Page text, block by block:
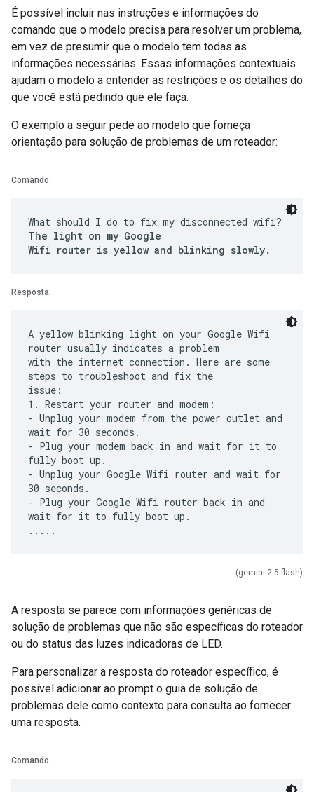
É possível incluir nas instruções e informações do
comando que o modelo precisa para resolver um problema,
em vez de presumir que o modelo tem todas as
informações necessárias. Essas informações contextuais
ajudam o modelo a entender as restrições e os detalhes do
que você está pedindo que ele faça.
O exemplo a seguir pede ao modelo que forneça
orientação para solução de problemas de um roteador:
Comando:
What should I do to fix my disconnected wifi?
The light on my Google
Wifi router is yellow and blinking slowly.
Resposta:
A yellow blinking light on your Google Wifi
router usually indicates a problem
with the internet connection. Here are some
steps to troubleshoot and fix the
issue:
1. Restart your router and modem:
- Unplug your modem from the power outlet and
wait for 30 seconds.
- Plug your modem back in and wait for it to
fully boot up.
- Unplug your Google Wifi router and wait for
30 seconds.
- Plug your Google Wifi router back in and
wait for it to fully boot up.
(gemini-2.5-flash)
A resposta se parece com informações genéricas de
solução de problemas que não são específicas do roteador
ou do status das luzes indicadoras de LED.
Para personalizar a resposta do roteador específico, é
possível adicionar ao prompt o guia de solução de
problemas dele como contexto para consulta ao fornecer
uma resposta.
Comando: